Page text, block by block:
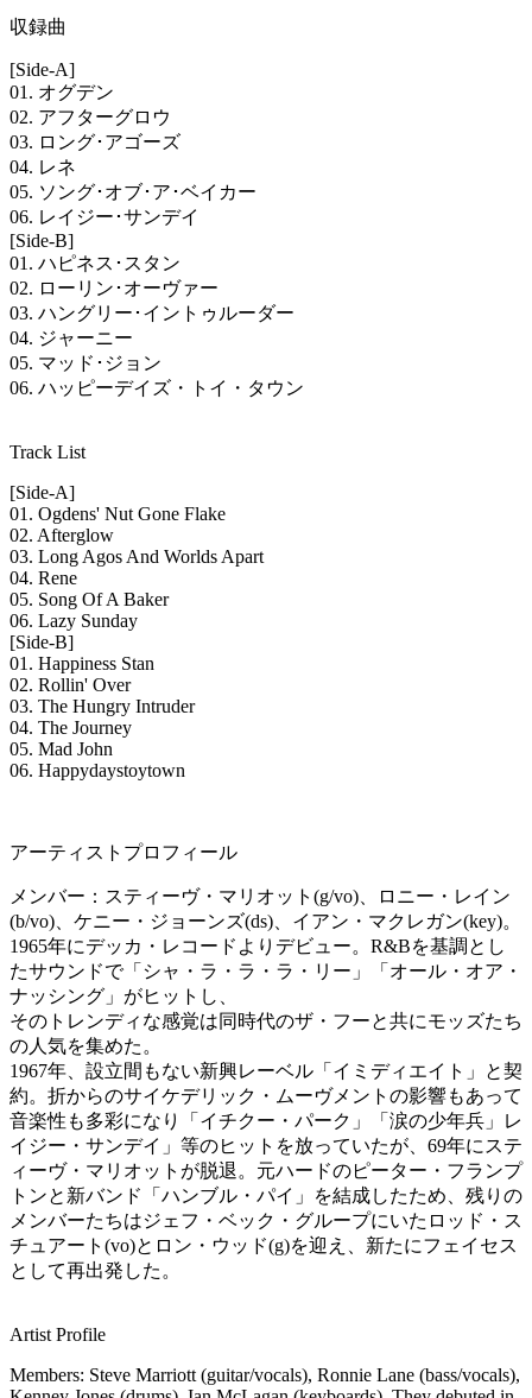
収録曲
[Side-A]
01. オグデン
02. アフターグロウ
03. ロング･アゴーズ
04. レネ
05. ソング･オブ･ア･ベイカー
06. レイジー･サンデイ
[Side-B]
01. ハピネス･スタン
02. ローリン･オーヴァー
03. ハングリー･イントゥルーダー
04. ジャーニー
05. マッド･ジョン
06. ハッピーデイズ・トイ・タウン
Track List
[Side-A]
01. Ogdens' Nut Gone Flake
02. Afterglow
03. Long Agos And Worlds Apart
04. Rene
05. Song Of A Baker
06. Lazy Sunday
[Side-B]
01. Happiness Stan
02. Rollin' Over
03. The Hungry Intruder
04. The Journey
05. Mad John
06. Happydaystoytown
アーティストプロフィール
メンバー：スティーヴ・マリオット(g/vo)、ロニー・レイン
(b/vo)、ケニー・ジョーンズ(ds)、イアン・マクレガン(key)。
1965年にデッカ・レコードよりデビュー。R&Bを基調とし
たサウンドで「シャ・ラ・ラ・ラ・リー」「オール・オア・
ナッシング」がヒットし、
そのトレンディな感覚は同時代のザ・フーと共にモッズたち
の人気を集めた。
1967年、設立間もない新興レーベル「イミディエイト」と契
約。折からのサイケデリック・ムーヴメントの影響もあって
音楽性も多彩になり「イチクー・パーク」「涙の少年兵」レ
イジー・サンデイ」等のヒットを放っていたが、69年にステ
ィーヴ・マリオットが脱退。元ハードのピーター・フランプ
トンと新バンド「ハンブル・パイ」を結成したため、残りの
メンバーたちはジェフ・ベック・グループにいたロッド・ス
チュアート(vo)とロン・ウッド(g)を迎え、新たにフェイセス
として再出発した。
Artist Profile
Members: Steve Marriott (guitar/vocals), Ronnie Lane (bass/vocals),